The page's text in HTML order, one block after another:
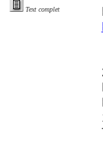
Text complet